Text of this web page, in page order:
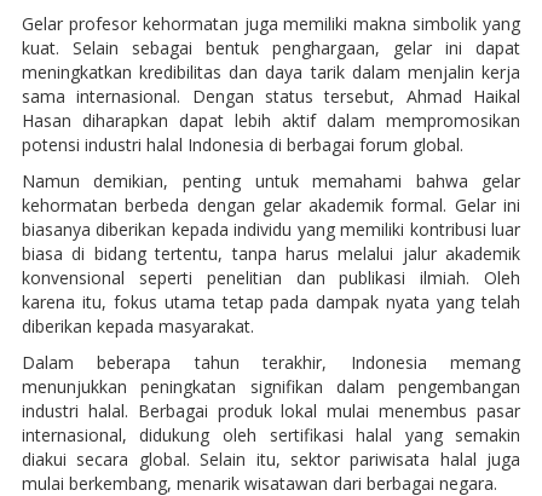
Gelar profesor kehormatan juga memiliki makna simbolik yang
kuat. Selain sebagai bentuk penghargaan, gelar ini dapat
meningkatkan kredibilitas dan daya tarik dalam menjalin kerja
sama internasional. Dengan status tersebut, Ahmad Haikal
Hasan diharapkan dapat lebih aktif dalam mempromosikan
potensi industri halal Indonesia di berbagai forum global.
Namun demikian, penting untuk memahami bahwa gelar
kehormatan berbeda dengan gelar akademik formal. Gelar ini
biasanya diberikan kepada individu yang memiliki kontribusi luar
biasa di bidang tertentu, tanpa harus melalui jalur akademik
konvensional seperti penelitian dan publikasi ilmiah. Oleh
karena itu, fokus utama tetap pada dampak nyata yang telah
diberikan kepada masyarakat.
Dalam beberapa tahun terakhir, Indonesia memang
menunjukkan peningkatan signifikan dalam pengembangan
industri halal. Berbagai produk lokal mulai menembus pasar
internasional, didukung oleh sertifikasi halal yang semakin
diakui secara global. Selain itu, sektor pariwisata halal juga
mulai berkembang, menarik wisatawan dari berbagai negara.